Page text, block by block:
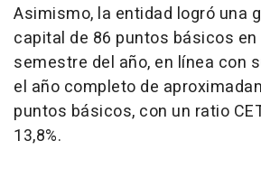
Asimismo, la entidad logró una
capital de 86 puntos básicos
semestre del año, en línea con
el año completo de
puntos básicos, con un ratio
13,8%.